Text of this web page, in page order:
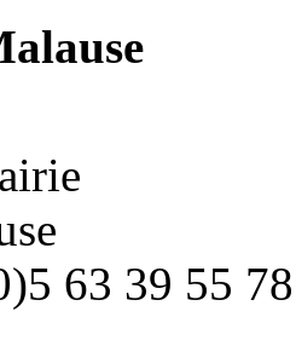
63 39 55 78